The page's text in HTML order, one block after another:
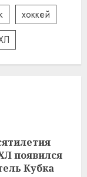
хоккей
появился
Кубка